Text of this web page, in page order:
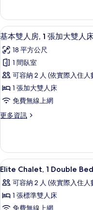
大
雙
人
床,
花
園
的
所
有
木
屋,
1
加
大
雙
人
床,
花
園
的
顯
示
基
本
雙
人
1
加
大
雙
人
床,
5
基本雙人房, 1 張加大雙人
18 平方公尺
1 間臥室
可容納 2 人 (依實際入住人
1 張加大雙人床
免費無線上網
更多資訊
更
雙
人
房,
張
加
顯
示
Elite
Chalet,
7
Elite Chalet, 1 Double Bed
可容納 2 人 (依實際入住人
1 張標準雙人床
免費無線上網